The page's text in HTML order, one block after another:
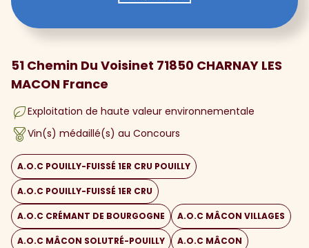
51 Chemin Du Voisinet 71850 CHARNAY LES
MACON France
Exploitation de haute valeur environnementale
Vin(s) médaillé(s) au Concours
A.O.C POUILLY-FUISSÉ 1ER CRU POUILLY
A.O.C POUILLY-FUISSÉ 1ER CRU
A.O.C CRÉMANT DE BOURGOGNE A.O.C MÂCON VILLAGES
A.O.C MÂCON SOLUTRÉ-POUILLY A.O.C MÂCON